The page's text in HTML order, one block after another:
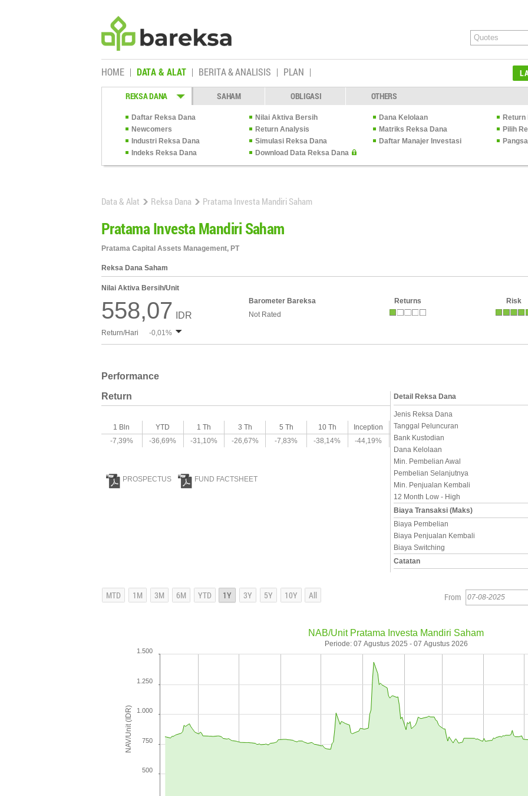
HOME DATA & ALAT BERITA & ANALISIS PLAN
REKSA DANA SAHAM OBLIGASI OTHERS
Daftar Reksa Dana Nilai Aktiva Bersih Dana Kelolaan
Newcomers
Return Analysis Matriks Reksa Dana
Pilih
Industri Reksa Dana
Simulasi Reksa Dana Daftar Manajer Investasi
Indeks Reksa Dana
Download Data Reksa Dana
Data & Alat Reksa Dana Pratama Investa Mandiri Saham
Pratama Investa Mandiri Saham
Pratama Capital Assets Management, PT
Reksa Dana Saham
Nilai Aktiva Bersih/Unit
558,07 IDR
Barometer Bareksa
Not Rated
Returns Risk
Return/Hari -0,01%
Performance
Return
1 Bln YTD 1 Th 3 Th 5 Th 10 Th
Inception
-7,39%
-36,69% -31,10% -26,67% -7,83% -38,14% -44,19%
PROSPECTUS FUND FACTSHEET
Detail Reksa Dana
Jenis Reksa Dana
Tanggal Peluncuran
Bank Kustodian
Dana Kelolaan
Min. Pembelian Awal
Pembelian Selanjutnya
Min. Penjualan Kembali
12 Month Low - High
Biaya Transaksi (Maks)
Biaya Pembelian
Biaya Penjualan Kembali
Biaya Switching
Catatan
From
NAV/Unit (IDR)
NAB/Unit Pratama Investa Mandiri Saham
Periode: 07 Agustus 2025 - 07 Agustus 2026
1.000
500
750
1.250
1.500